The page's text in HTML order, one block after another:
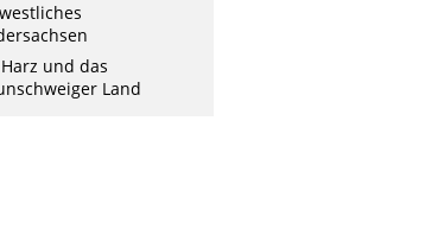
und das
Land